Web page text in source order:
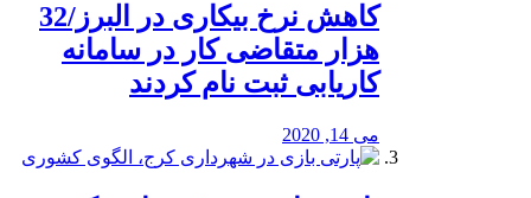
کاهش نرخ بیکاری در البرز/32
هزار متقاضی کار در سامانه
کاریابی ثبت نام کردند
می 14, 2020